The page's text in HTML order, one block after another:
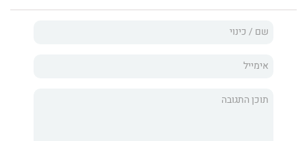
ג'יימס דין של עולם המוזיקה הקלאסית.
ואורליה היא צ'לנית מצליחה – המוזה שלו.
האהבה הנצחית מאחורי הצלחתו.
יכולה להידרדר לכאוס חסר רחמים.